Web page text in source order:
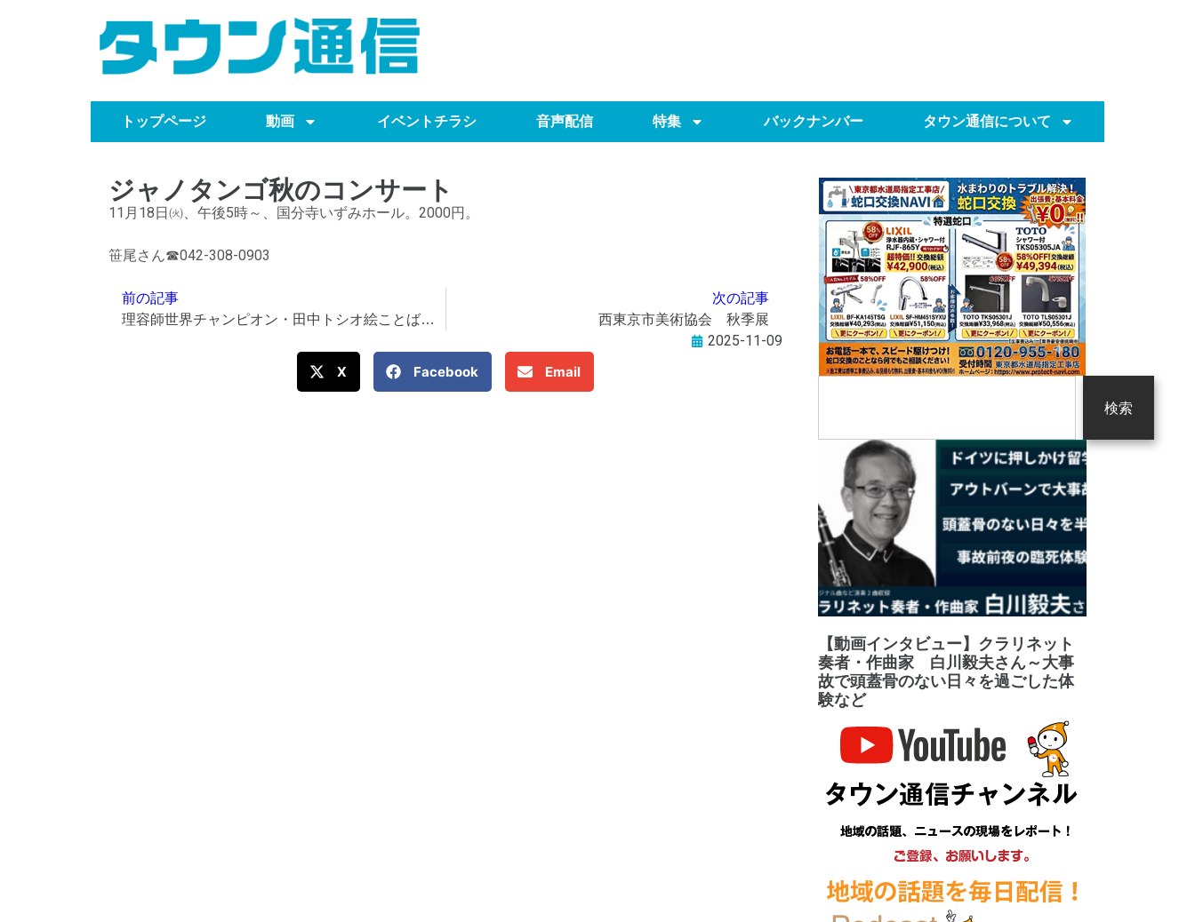
トップページ 動画 イベントチラシ 音声配信 特集 バックナンバー タウン通信について
ジャノタンゴ秋のコンサート
11月18日㈫、午後5時～、国分寺いずみホール。2000円。
笹尾さん☎042-308-0903
前の記事
理容師世界チャンピオン・田中トシオ絵ことば原画展
次の記事
西東京市美術協会 秋季展
2025-11-09
X
Facebook Email
検索
【動画インタビュー】クラリネット
奏者・作曲家 白川毅夫さん～大事
故で頭蓋骨のない日々を過ごした体
験など